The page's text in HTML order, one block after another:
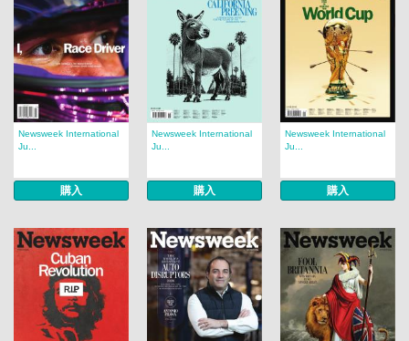
Newsweek International
Ju...
購入
Newsweek International
Ju...
購入
Newsweek International
Ju...
購入